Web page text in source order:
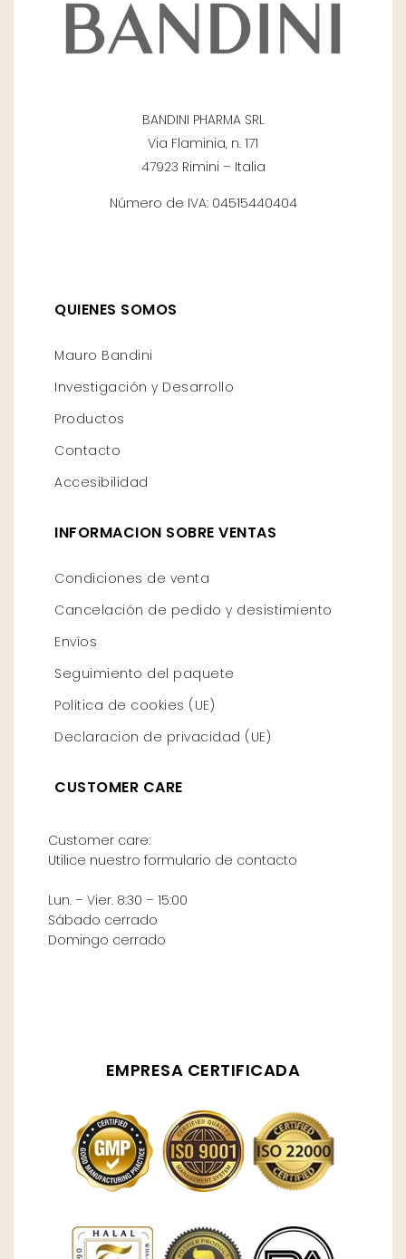
BANDINI PHARMA SRL
Via Flaminia, n. 171
47923 Rimini – Italia
Número de IVA: 04515440404
QUIENES SOMOS
Mauro Bandini
Investigación y Desarrollo
Productos
Contacto
Accesibilidad
INFORMACION SOBRE VENTAS
Condiciones de venta
Cancelación de pedido y desistimiento
Envíos
Seguimiento del paquete
Política de cookies (UE)
Declaracion de privacidad (UE)
CUSTOMER CARE
Customer care:
Utilice nuestro formulario de contacto
Lun. – Vier. 8:30 – 15:00
Sábado cerrado
Domingo cerrado
EMPRESA CERTIFICADA